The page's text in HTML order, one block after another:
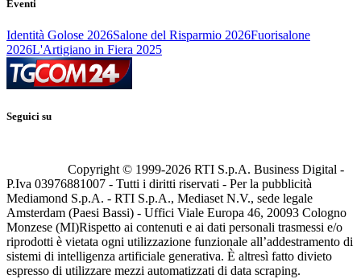
Eventi
Identità Golose 2026Salone del Risparmio 2026Fuorisalone
2026L'Artigiano in Fiera 2025
Seguici su
Copyright © 1999-2026 RTI S.p.A. Business Digital -
P.Iva 03976881007 - Tutti i diritti riservati - Per la pubblicità
Mediamond S.p.A. - RTI S.p.A., Mediaset N.V., sede legale
Amsterdam (Paesi Bassi) - Uffici Viale Europa 46, 20093 Cologno
Monzese (MI)Rispetto ai contenuti e ai dati personali trasmessi e/o
riprodotti è vietata ogni utilizzazione funzionale all’addestramento di
sistemi di intelligenza artificiale generativa. È altresì fatto divieto
espresso di utilizzare mezzi automatizzati di data scraping.